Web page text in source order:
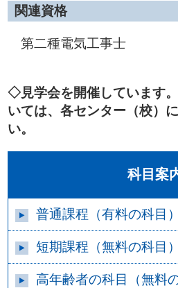
関連資格
第二種電気工事士
◇見学会を開催しています
いては、各センター（校）
い。
科目案
普通課程（有料の科目）
短期課程（無料の科目）
高年齢者の科目（無料